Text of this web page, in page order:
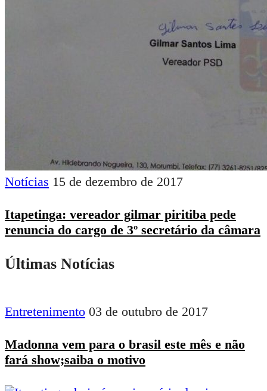
Notícias 15 de dezembro de 2017
Itapetinga: vereador gilmar piritiba pede
renuncia do cargo de 3º secretário da câmara
Últimas Notícias
Entretenimento 03 de outubro de 2017
Madonna vem para o brasil este mês e não
fará show;saiba o motivo